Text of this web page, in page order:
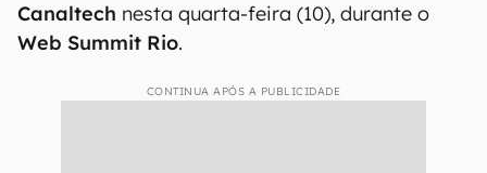
Canaltech nesta quarta-feira (10), durante o
Web Summit Rio.
CONTINUA APÓS A PUBLICIDADE